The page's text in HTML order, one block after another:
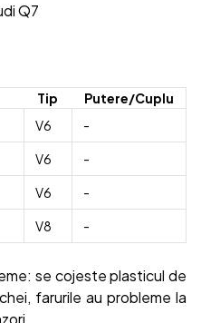
Q7
Tip
Putere/Cuplu
V6 -
V6 -
V6 -
V8 -
se cojeste plasticul de
farurile au probleme la